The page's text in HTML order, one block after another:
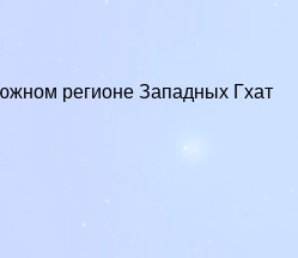
регионе Западных Гхат